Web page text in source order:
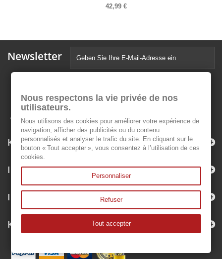
42,99 €
Newsletter
Kategorien
Informationen
Ihr Kundenbereich
Kontakt
Nous respectons la vie privée de nos
utilisateurs.
Nous utilisons des cookies pour améliorer votre expérience de
navigation, afficher des publicités ou du contenu
personnalisés et analyser le trafic du site. En cliquant sur le
bouton « Tout accepter », vous consentez à l’utilisation de ces
cookies.
Personnaliser
Refuser
Tout accepter